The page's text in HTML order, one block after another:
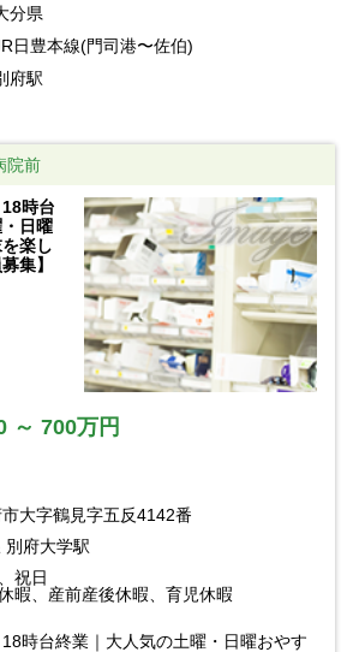
分県
日豊本線(門司港〜佐伯)
府駅
院前
時台
日曜
楽し
集】
～ 700万円
大字鶴見字五反4142番
別府大学駅
祝日
暇、産前産後休暇、育児休暇
時台終業｜大人気の土曜・日曜おやす